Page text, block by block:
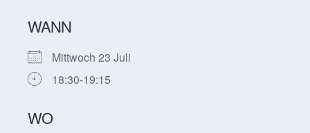
WANN
Mittwoch 23 Juli
18:30-19:15
WO